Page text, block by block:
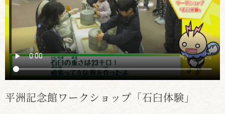
平洲記念館ワークショップ「石臼体験」